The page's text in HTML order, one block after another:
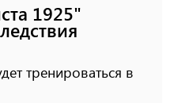
1925"
тренироваться в